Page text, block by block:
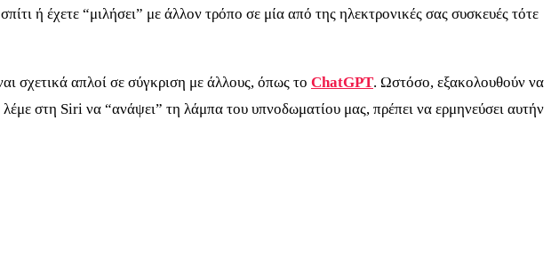
ή έχετε “μιλήσει” με άλλον τρόπο σε μία από της ηλεκτρονικές σας συσκευές τότε
σχετικά απλοί σε σύγκριση με άλλους, όπως το ChatGPT. Ωστόσο, εξακολουθούν να
στη Siri να “ανάψει” τη λάμπα του υπνοδωματίου μας, πρέπει να ερμηνεύσει αυτήν